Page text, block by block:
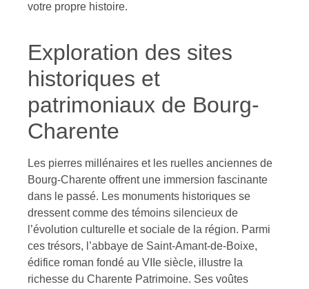
votre propre histoire.
Exploration des sites
historiques et
patrimoniaux de Bourg-
Charente
Les pierres millénaires et les ruelles anciennes de
Bourg-Charente offrent une immersion fascinante
dans le passé. Les monuments historiques se
dressent comme des témoins silencieux de
l’évolution culturelle et sociale de la région. Parmi
ces trésors, l’abbaye de Saint-Amant-de-Boixe,
édifice roman fondé au VIIe siècle, illustre la
richesse du Charente Patrimoine. Ses voûtes